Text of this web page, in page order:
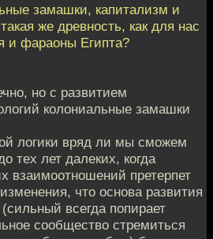
замашки, капитализм и
же древность, как для нас
и фараоны Египта?
но с развитием
колониальные замашки
логики вряд ли мы сможем
тех лет далеких, когда
взаимоотношений претерпет
что основа развития
всегда попирает
сообщество стремиться